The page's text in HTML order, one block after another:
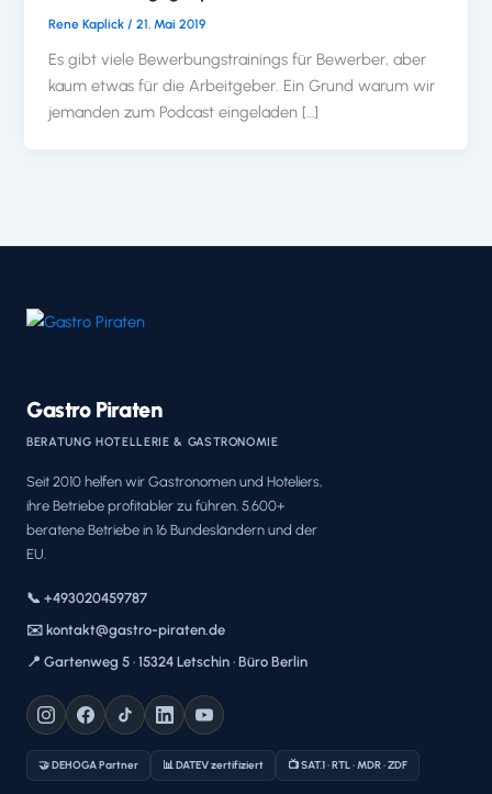
Rene Kaplick /21. Mai 2019
Es gibt viele Bewerbungstrainings für Bewerber, aber
kaum etwas für die Arbeitgeber. Ein Grund warum wir
jemanden zum Podcast eingeladen […]
Gastro Piraten
BERATUNG HOTELLERIE & GASTRONOMIE
Seit 2010 helfen wir Gastronomen und Hoteliers,
ihre Betriebe profitabler zu führen. 5.600+
beratene Betriebe in 16 Bundesländern und der
EU.
📞 +493020459787
✉️ kontakt@gastro-piraten.de
📍 Gartenweg 5 · 15324 Letschin · Büro Berlin
🤝 DEHOGA Partner 📊 DATEV zertifiziert 📺 SAT.1 · RTL · MDR · ZDF